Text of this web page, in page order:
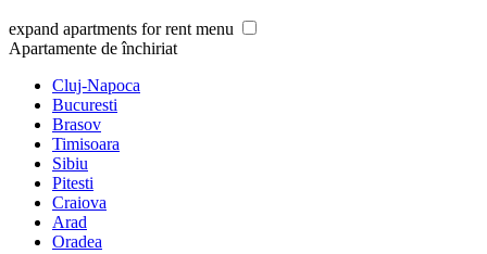
expand apartments for rent menu
Apartamente de închiriat
Cluj-Napoca
Bucuresti
Brasov
Timisoara
Sibiu
Pitesti
Craiova
Arad
Oradea